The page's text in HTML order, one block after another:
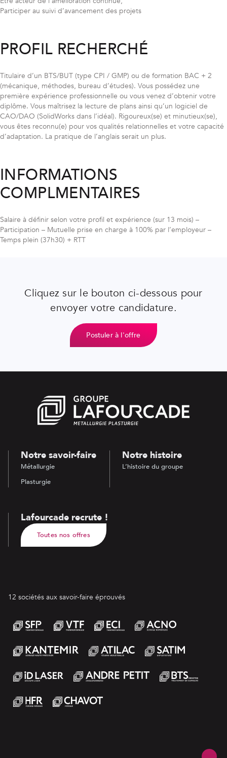
Participer au suivi d’avancement des projets
PROFIL RECHERCHÉ
Titulaire d’un BTS/BUT (type CPI / GMP) ou de formation BAC + 2
(mécanique, méthodes, bureau d’études). Vous possédez une
première expérience professionnelle ou vous venez d’obtenir votre
diplôme. Vous maîtrisez la lecture de plans ainsi qu’un logiciel de
CAO/DAO (SolidWorks dans l’idéal). Rigoureux(se) et minutieux(se),
vous êtes reconnu(e) pour vos qualités relationnelles et votre capacité
d’adaptation. La pratique de l’anglais serait un plus.
INFORMATIONS
COMPLMENTAIRES
Salaire à définir selon votre profil et expérience (sur 13 mois) –
Participation – Mutuelle prise en charge à 100% par l’employeur –
Temps plein (37h30) + RTT
Cliquez sur le bouton ci-dessous pour
envoyer votre candidature.
Postuler à l'offre
Notre savoir-faire
Métallurgie
Plasturgie
Notre histoire
L’histoire du groupe
Lafourcade recrute !
Toutes nos offres
12 sociétés aux savoir-faire éprouvés
SFP VTF ECI Acno
kantemir Atilac Satim
ID Laser André Petit BTS
HFR Chavot